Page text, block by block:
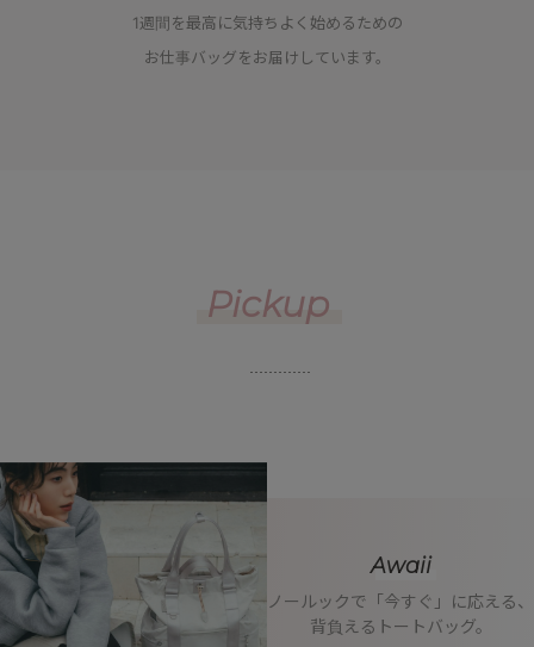
1週間を最高に気持ちよく始めるための
お仕事バッグをお届けしています。
Pickup
Awaii
ノールックで「今すぐ」に応える、
背負えるトートバッグ。